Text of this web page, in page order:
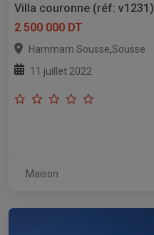
Villa couronne (réf: v1231)
2 500 000 DT
Hammam Sousse,Sousse
11 juillet 2022
Maison